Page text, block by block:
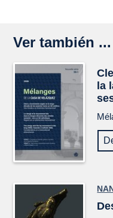
Ver también ...
la